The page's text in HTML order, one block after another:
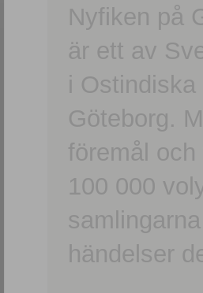
Nyfiken på
är ett av
i
Göteborg.
föremål
100 000
händelser